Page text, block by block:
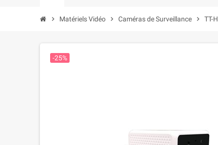
chevron_right Matériels Vidéo chevron_right Caméras de Surveillance chevron_right TT-
-25%